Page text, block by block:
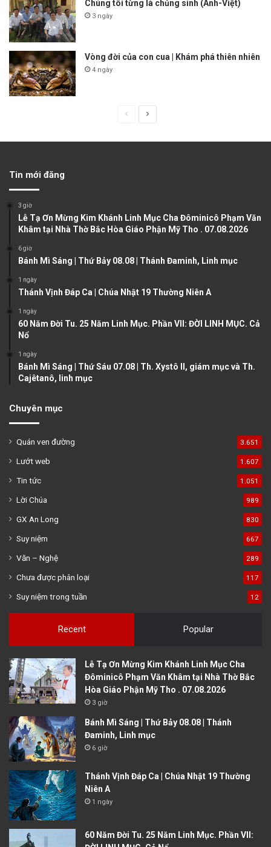
Chúng tôi từng là chủng sinh (Anh-Việt)
3 ngày
Vòng đời của con cua | Khám phá thiên nhiên
4 ngày
u
s
g
e
Tin mới đăng
3 giờ
Lễ Tạ Ơn Mừng Kim Khánh Linh Mục Cha Đôminicô Phạm Văn
Khâm tại Nhà Thờ Bắc Hòa Giáo Phận Mỹ Tho . 07.08.2026
6 giờ
Bánh Mì Sáng | Thứ Bảy 08.08 | Thánh Đaminh, Linh mục
1 ngày
Thánh Vịnh Đáp Ca | Chúa Nhật 19 Thường Niên A
1 ngày
60 Năm Đời Tu. 25 Năm Linh Mục. Phần VII: ĐỜI LINH MỤC. Cả
Nổ
1 ngày
Bánh Mì Sáng | Thứ Sáu 07.08 | Th. Xystô II, giám mục và Th.
Cajêtanô, linh mục
Chuyên mục
Quán ven đường 3.651
Lướt web 1.607
Tin tức 1.051
Lời Chúa 989
GX An Long 830
Suy niệm 667
Văn – Nghệ 289
Chưa được phân loại 117
Suy niệm trong tuần 12
Recent Popular
Lễ Tạ Ơn Mừng Kim Khánh Linh Mục Cha
Đôminicô Phạm Văn Khâm tại Nhà Thờ Bắc
Hòa Giáo Phận Mỹ Tho . 07.08.2026
3 giờ
Bánh Mì Sáng | Thứ Bảy 08.08 | Thánh
Đaminh, Linh mục
6 giờ
Thánh Vịnh Đáp Ca | Chúa Nhật 19 Thường
Niên A
1 ngày
60 Năm Đời Tu. 25 Năm Linh Mục. Phần VII: